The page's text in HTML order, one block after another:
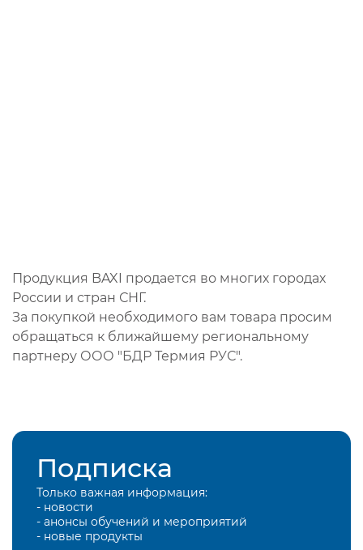
Продукция BAXI продается во многих городах
России и стран СНГ.
За покупкой необходимого вам товара просим
обращаться к ближайшему региональному
партнеру ООО "БДР Термия РУС".
Подписка
Только важная информация:
- новости
- анонсы обучений и мероприятий
- новые продукты